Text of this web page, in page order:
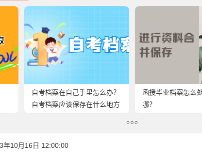
自考档案在自己手里怎么办？
自考档案应该保存在什么地方
函授毕业档案怎么
哪？
年10月16日 12:00:00